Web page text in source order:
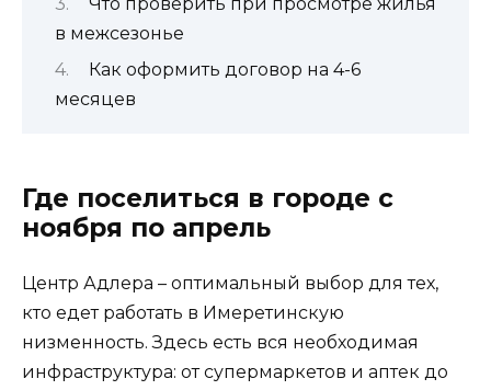
в межсезонье
Как оформить договор на 4-6
месяцев
Где поселиться в городе с
ноября по апрель
Центр Адлера – оптимальный выбор для тех,
кто едет работать в Имеретинскую
низменность. Здесь есть вся необходимая
инфраструктура: от супермаркетов и аптек до